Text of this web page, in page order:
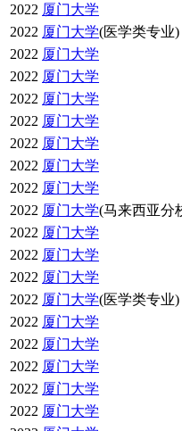
2022 厦门大学
2022 厦门大学(医学类专业)
2022 厦门大学
2022 厦门大学
2022 厦门大学
2022 厦门大学
2022 厦门大学
2022 厦门大学
2022 厦门大学
2022 厦门大学(马来西亚分
2022 厦门大学
2022 厦门大学
2022 厦门大学
2022 厦门大学(医学类专业)
2022 厦门大学
2022 厦门大学
2022 厦门大学
2022 厦门大学
2022 厦门大学